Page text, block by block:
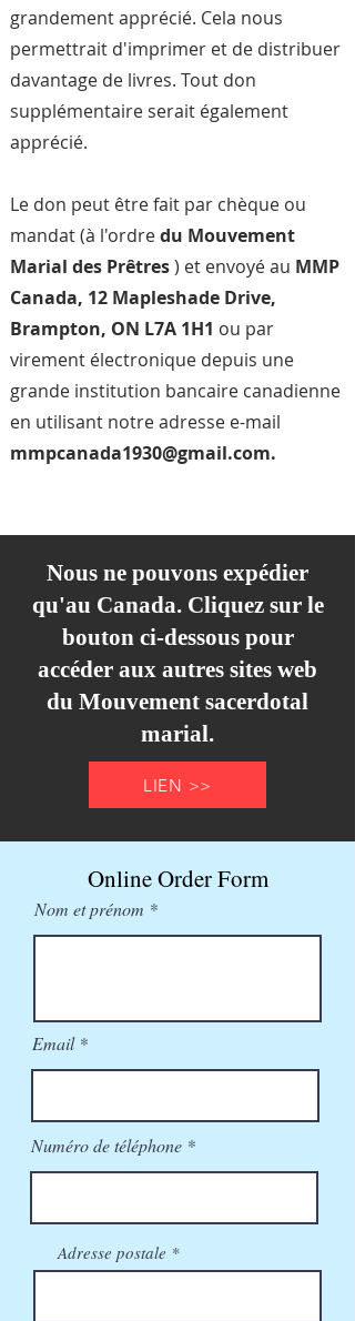
grandement apprécié. Cela nous
permettrait d'imprimer et de distribuer
davantage de livres. Tout don
supplémentaire serait également
apprécié.
Le don peut être fait par chèque ou
mandat (à l'ordredu Mouvement
Marial des Prêtres) et envoyé au MMP
Canada, 12 Mapleshade Drive,
Brampton, ON L7A 1H1 ou par
virement électronique depuis une
grande institution bancaire canadienne
en utilisant notre adresse e-mail
mmpcanada1930@gmail.com.
Nous ne pouvons expédier
qu'au Canada. Cliquez sur le
bouton ci-dessous pour
accéder aux autres sites web
du Mouvement sacerdotal
marial.
LIEN >>
Online Order Form
Nom et prénom
Email
Numéro de téléphone
Adresse postale